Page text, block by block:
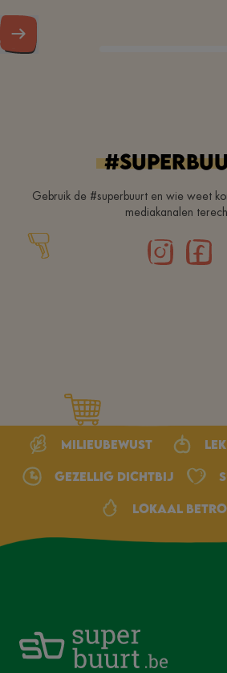
Gebruik de #superbuurt en wie weet
mediakanalen
Milieubewust
Gezellig dichtbij
Lokaal